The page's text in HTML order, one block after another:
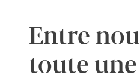
Entrenou
touteune